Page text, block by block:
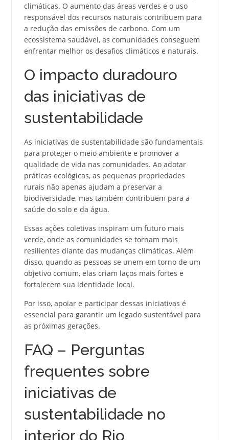
climáticas. O aumento das áreas verdes e o uso
responsável dos recursos naturais contribuem para
a redução das emissões de carbono. Com um
ecossistema saudável, as comunidades conseguem
enfrentar melhor os desafios climáticos e naturais.
O impacto duradouro
das iniciativas de
sustentabilidade
As iniciativas de sustentabilidade são fundamentais
para proteger o meio ambiente e promover a
qualidade de vida nas comunidades. Ao adotar
práticas ecológicas, as pequenas propriedades
rurais não apenas ajudam a preservar a
biodiversidade, mas também contribuem para a
saúde do solo e da água.
Essas ações coletivas inspiram um futuro mais
verde, onde as comunidades se tornam mais
resilientes diante das mudanças climáticas. Além
disso, quando as pessoas se unem em torno de um
objetivo comum, elas criam laços mais fortes e
fortalecem sua identidade local.
Por isso, apoiar e participar dessas iniciativas é
essencial para garantir um legado sustentável para
as próximas gerações.
FAQ – Perguntas
frequentes sobre
iniciativas de
sustentabilidade no
interior do Rio